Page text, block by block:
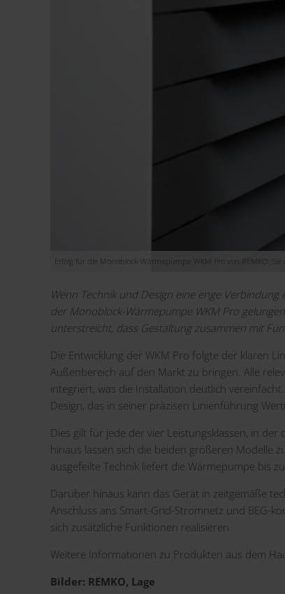
Erfolg für die Monoblock-Wärmepumpe WKM Pro von REMKO:
Wenn Technik und Design eine enge
der Monoblock-Wärmepumpe WKM Pro
unterstreicht, dass Gestaltung zusammen mit
Die Entwicklung der WKM Pro folgte der klaren
Außenbereich auf den Markt zu bringen. Alle
integriert, was die Installation deutlich
Design, das in seiner präzisen Linienführung
Dies gilt für jede der vier Leistungsklassen, in
hinaus lassen sich die beiden größeren Modelle
ausgefeilte Technik liefert die Wärmepumpe bis
Darüber hinaus kann das Gerät in zeitgemäße
Anschluss ans Smart-Grid-Stromnetz und BEG-
sich zusätzliche Funktionen realisieren.
Weitere Informationen zu Produkten aus dem
Bilder: REMKO, Lage